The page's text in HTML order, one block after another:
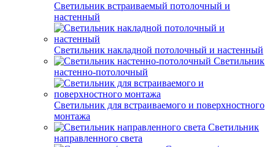
Светильник встраиваемый потолочный и
настенный
Светильник накладной потолочный и настенный
Светильник
настенно-потолочный
Светильник для встраиваемого и поверхностного
монтажа
Светильник
направленного света